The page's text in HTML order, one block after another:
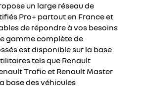
un large réseau de
Pro+ partout en France et
de répondre à vos besoins
gamme complète de
est disponible sur la base
tels que Renault
Trafic et Renault Master
base des véhicules